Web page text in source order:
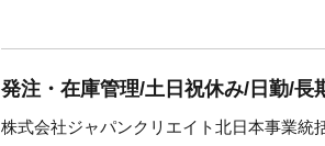
発注・在庫管理/土日祝休み/日勤/長
株式会社ジャパンクリエイト北日本事業統